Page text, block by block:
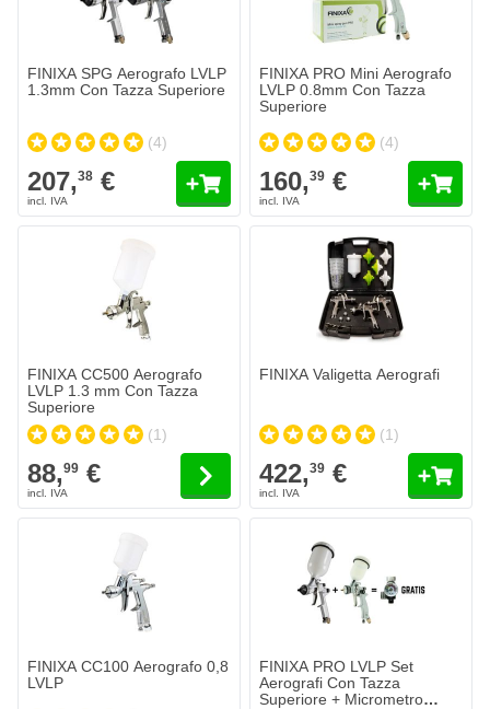
Aggiungi al Carrello
FINIXA SPG Aerografo LVLP
1.3mm Con Tazza Superiore
(4)
207,38 €
FINIXA PRO Mini Aerografo
LVLP 0.8mm Con Tazza
Superiore
(4)
160,39 €
FINIXA CC500 Aerografo
LVLP 1.3 mm Con Tazza
Superiore
(1)
Il prezzo dipende dalle opzioni scelte nella pagina del prodotto.
88,99 €
FINIXA Valigetta Aerografi
(1)
422,39 €
FINIXA CC100 Aerografo 0,8
LVLP
FINIXA PRO LVLP Set
Aerografi Con Tazza
Superiore + Micrometro
Il prezzo dipende dalle opzioni